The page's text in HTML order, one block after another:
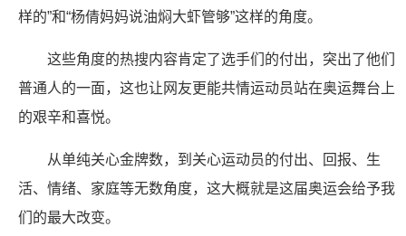
样的”和“杨倩妈妈说油焖大虾管够”这样的角度。
这些角度的热搜内容肯定了选手们的付出，突出了他们
普通人的一面，这也让网友更能共情运动员站在奥运舞台上
的艰辛和喜悦。
从单纯关心金牌数，到关心运动员的付出、回报、生
活、情绪、家庭等无数角度，这大概就是这届奥运会给予我
们的最大改变。